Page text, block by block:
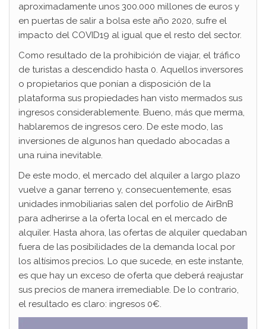
aproximadamente unos 300.000 millones de euros y
en puertas de salir a bolsa este año 2020, sufre el
impacto del COVID19 al igual que el resto del sector.
Como resultado de la prohibición de viajar, el tráfico
de turistas a descendido hasta 0. Aquellos inversores
o propietarios que ponían a disposición de la
plataforma sus propiedades han visto mermados sus
ingresos considerablemente. Bueno, más que merma,
hablaremos de ingresos cero. De este modo, las
inversiones de algunos han quedado abocadas a
una ruina inevitable.
De este modo, el mercado del alquiler a largo plazo
vuelve a ganar terreno y, consecuentemente, esas
unidades inmobiliarias salen del porfolio de AirBnB
para adherirse a la oferta local en el mercado de
alquiler. Hasta ahora, las ofertas de alquiler quedaban
fuera de las posibilidades de la demanda local por
los altísimos precios. Lo que sucede, en este instante,
es que hay un exceso de oferta que deberá reajustar
sus precios de manera irremediable. De lo contrario,
el resultado es claro: ingresos 0€.